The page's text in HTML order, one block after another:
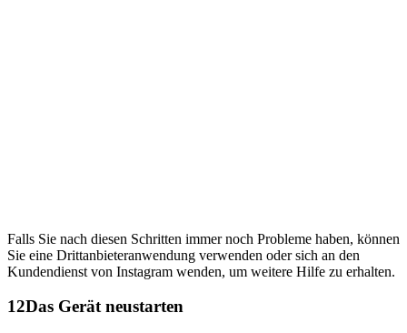
Falls Sie nach diesen Schritten immer noch Probleme haben, können
Sie eine Drittanbieteranwendung verwenden oder sich an den
Kundendienst von Instagram wenden, um weitere Hilfe zu erhalten.
12Das Gerät neustarten